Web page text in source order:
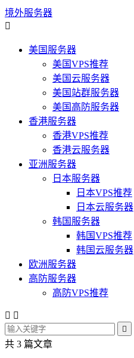
境外服务器

美国服务器
美国VPS推荐
美国云服务器
美国站群服务器
美国高防服务器
香港服务器
香港VPS推荐
香港云服务器
亚洲服务器
日本服务器
日本VPS推荐
日本云服务器
韩国服务器
韩国VPS推荐
韩国云服务器
欧洲服务器
高防服务器
高防VPS推荐
 

共 3 篇文章